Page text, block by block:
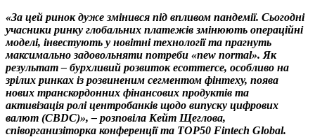
«За цей ринок дуже змінився під впливом пандемії. Сьогодні
учасники ринку глобальних платежів змінюють операційні
моделі, інвестують у новітні технології та прагнуть
максимально задовольняти потреби «new normal». Як
результат – бурхливий розвиток ecommerce, особливо на
зрілих ринках із розвиненим сегментом фінтеху, поява
нових транскордонних фінансових продуктів та
активізація ролі центробанків щодо випуску цифрових
валют (CBDC)», – розповіла Кейт Щеглова,
співорганизіторка конференції та TOP50 Fintech Global.